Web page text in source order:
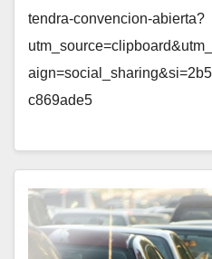
tendra-convencion-abierta?
c869ade5